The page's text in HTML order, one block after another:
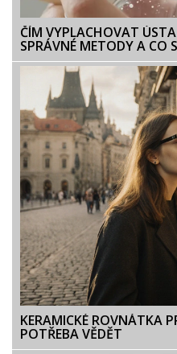
ČÍM VYPLACHOVAT
SPRÁVNÉ METODY A CO
KERAMICKÉ ROVNÁTKA
POTŘEBA VĚDĚT